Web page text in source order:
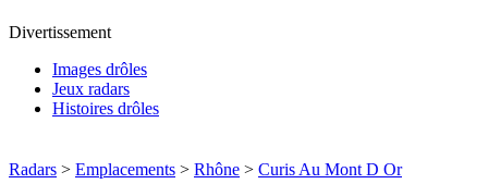
Divertissement
Images drôles
Jeux radars
Histoires drôles
Radars > Emplacements > Rhône > Curis Au Mont D Or